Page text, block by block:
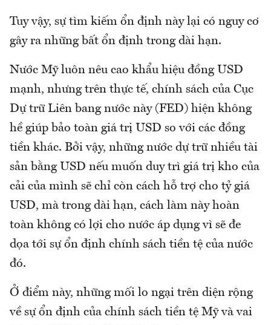
Tuy vậy, sự tìm kiếm ổn định này lại có nguy cơ
gây ra những bất ổn định trong dài hạn.
Nước Mỹ luôn nêu cao khẩu hiệu đồng USD
mạnh, nhưng trên thực tế, chính sách của Cục
Dự trữ Liên bang nước này (FED) hiện không
hề giúp bảo toàn giá trị USD so với các đồng
tiền khác. Bởi vậy, những nước dự trữ nhiều tài
sản bằng USD nếu muốn duy trì giá trị kho của
cải của mình sẽ chỉ còn cách hỗ trợ cho tỷ giá
USD, mà trong dài hạn, cách làm này hoàn
toàn không có lợi cho nước áp dụng vì sẽ đe
dọa tới sự ổn định chính sách tiền tệ của nước
đó.
Ở điểm này, những mối lo ngại trên diện rộng
về sự ổn định của chính sách tiền tệ Mỹ và vai